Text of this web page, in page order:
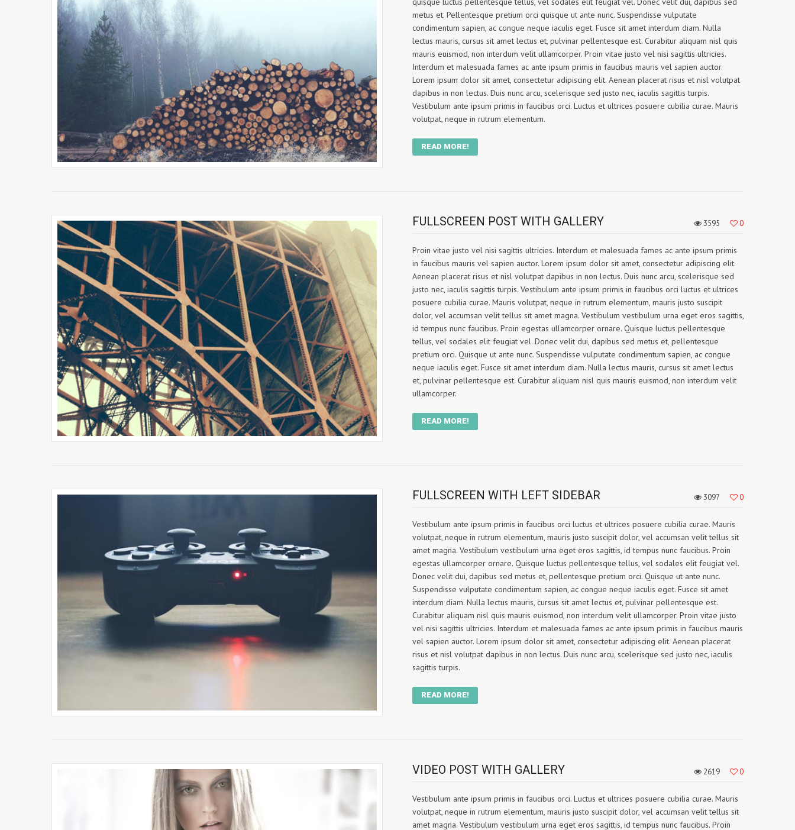
metus et. Pellentesque pretium orci quisque ut ante nunc. Suspendisse vulputate
condimentum sapien, ac congue neque iaculis eget. Fusce sit amet interdum diam. Nulla
lectus mauris, cursus sit amet lectus et, pulvinar pellentesque est. Curabitur aliquam nisl quis
mauris euismod, non interdum velit ullamcorper. Proin vitae justo vel nisi sagittis ultricies.
Interdum et malesuada fames ac ante ipsum primis in faucibus mauris vel sapien auctor.
Lorem ipsum dolor sit amet, consectetur adipiscing elit. Aenean placerat risus et nisl volutpat
dapibus in non lectus. Duis nunc arcu, scelerisque sed justo nec, iaculis sagittis turpis.
Vestibulum ante ipsum primis in faucibus orci. Luctus et ultrices posuere cubilia curae. Mauris
volutpat, neque in rutrum elementum.
READ MORE!
FULLSCREEN POST WITH GALLERY 3595 0
Proin vitae justo vel nisi sagittis ultricies. Interdum et malesuada fames ac ante ipsum primis
in faucibus mauris vel sapien auctor. Lorem ipsum dolor sit amet, consectetur adipiscing elit.
Aenean placerat risus et nisl volutpat dapibus in non lectus. Duis nunc arcu, scelerisque sed
justo nec, iaculis sagittis turpis. Vestibulum ante ipsum primis in faucibus orci luctus et ultrices
posuere cubilia curae. Mauris volutpat, neque in rutrum elementum, mauris justo suscipit
dolor, vel accumsan velit tellus sit amet magna. Vestibulum vestibulum urna eget eros sagittis,
id tempus nunc faucibus. Proin egestas ullamcorper ornare. Quisque luctus pellentesque
tellus, vel sodales elit feugiat vel. Donec velit dui, dapibus sed metus et, pellentesque
pretium orci. Quisque ut ante nunc. Suspendisse vulputate condimentum sapien, ac congue
neque iaculis eget. Fusce sit amet interdum diam. Nulla lectus mauris, cursus sit amet lectus
et, pulvinar pellentesque est. Curabitur aliquam nisl quis mauris euismod, non interdum velit
ullamcorper.
READ MORE!
FULLSCREEN WITH LEFT SIDEBAR 3097 0
Vestibulum ante ipsum primis in faucibus orci luctus et ultrices posuere cubilia curae. Mauris
volutpat, neque in rutrum elementum, mauris justo suscipit dolor, vel accumsan velit tellus sit
amet magna. Vestibulum vestibulum urna eget eros sagittis, id tempus nunc faucibus. Proin
egestas ullamcorper ornare. Quisque luctus pellentesque tellus, vel sodales elit feugiat vel.
Donec velit dui, dapibus sed metus et, pellentesque pretium orci. Quisque ut ante nunc.
Suspendisse vulputate condimentum sapien, ac congue neque iaculis eget. Fusce sit amet
interdum diam. Nulla lectus mauris, cursus sit amet lectus et, pulvinar pellentesque est.
Curabitur aliquam nisl quis mauris euismod, non interdum velit ullamcorper. Proin vitae justo
vel nisi sagittis ultricies. Interdum et malesuada fames ac ante ipsum primis in faucibus mauris
vel sapien auctor. Lorem ipsum dolor sit amet, consectetur adipiscing elit. Aenean placerat
risus et nisl volutpat dapibus in non lectus. Duis nunc arcu, scelerisque sed justo nec, iaculis
sagittis turpis.
READ MORE!
VIDEO POST WITH GALLERY 2619 0
Vestibulum ante ipsum primis in faucibus orci. Luctus et ultrices posuere cubilia curae. Mauris
volutpat, neque in rutrum elementum, mauris justo suscipit dolor, vel accumsan velit tellus sit
amet magna. Vestibulum vestibulum urna eget eros sagittis, id tempus nunc faucibus. Proin